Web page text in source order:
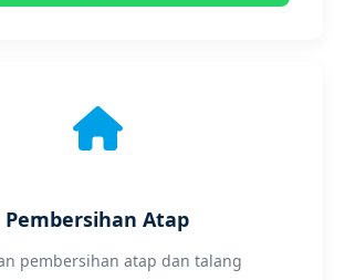
Pembersihan Atap
pembersihan atap dan talang